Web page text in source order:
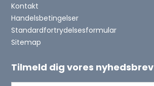
Kontakt
Handelsbetingelser
Standardfortrydelsesformular
Sitemap
Tilmeld dig vores nyhedsbrev